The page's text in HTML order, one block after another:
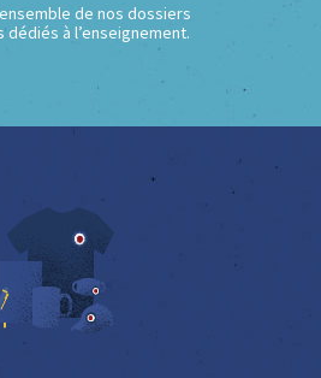
de nos dossiers
dédiés à l’enseignement.